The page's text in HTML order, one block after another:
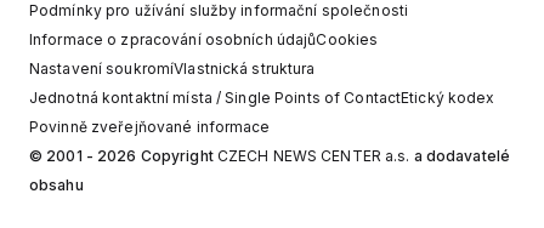
Podmínky pro užívání služby informační společnosti
Informace o zpracování osobních údajůCookies
Nastavení soukromíVlastnická struktura
Jednotná kontaktní místa / Single Points of ContactEtický kodex
Povinně zveřejňované informace
© 2001 - 2026 Copyright CZECH NEWS CENTER a.s. a dodavatelé
obsahu